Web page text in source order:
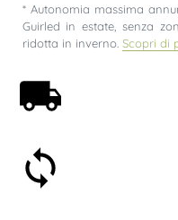
* Autonomia massima
Guirled in estate, senza
ridotta in inverno. Scopri di